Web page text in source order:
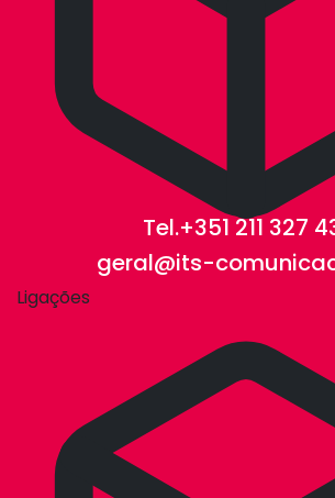
Tel.+351 211 327
geral@its-
Ligações